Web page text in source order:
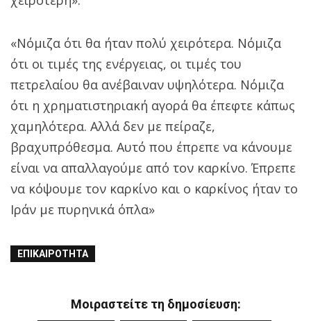
«Νόμιζα ότι θα ήταν πολύ χειρότερα. Νόμιζα
ότι οι τιμές της ενέργειας, οι τιμές του
πετρελαίου θα ανέβαιναν υψηλότερα. Νόμιζα
ότι η χρηματιστηριακή αγορά θα έπεφτε κάπως
χαμηλότερα. Αλλά δεν με πείραζε,
βραχυπρόθεσμα. Αυτό που έπρεπε να κάνουμε
είναι να απαλλαγούμε από τον καρκίνο. Έπρεπε
να κόψουμε τον καρκίνο και ο καρκίνος ήταν το
Ιράν με πυρηνικά όπλα»
ΕΠΙΚΑΙΡΌΤΗΤΑ
Μοιραστείτε τη δημοσίευση: